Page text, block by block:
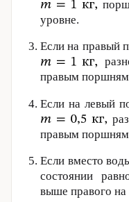
уровне.
Если на правый
правым
Если на левый
правым
Если вместо
состоянии
выше правого на